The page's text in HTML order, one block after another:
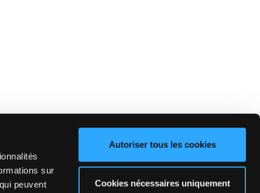
sur
peuvent
Autoriser tous les cookies
Cookies nécessaires uniquement